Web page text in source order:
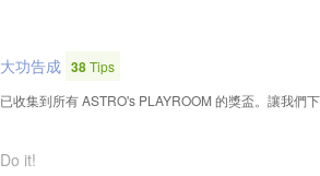
大功告成 38Tips
已收集到所有 ASTRO's PLAYROOM 的獎盃。讓我們
Do it!